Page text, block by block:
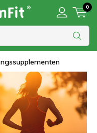
0
morgen in huis